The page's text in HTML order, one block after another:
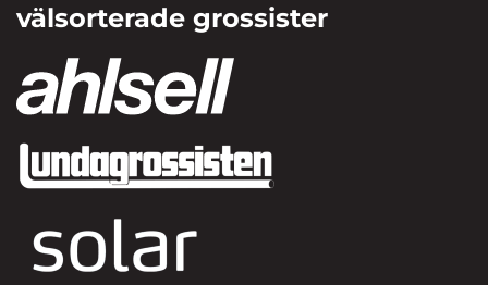
välsorterade grossister